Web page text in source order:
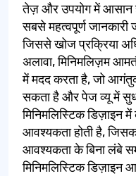
तेज़ और उपयोग में आसान
सबसे महत्वपूर्ण
जिससे खोज प्रक्रिया
अलावा, मिनिमलिज़म
में मदद करता है, जो
सकता है और पेज व्यू में
मिनिमलिस्टिक
आवश्यकता होती है,
आवश्यकता के बिना लंबे
मिनिमलिस्टिक डिज़ाइन